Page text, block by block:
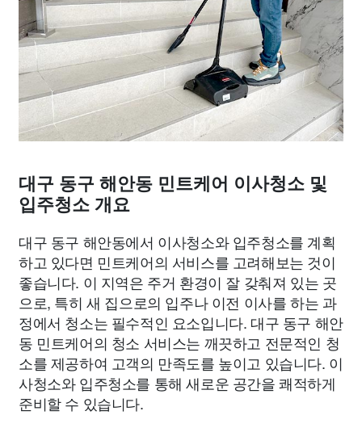
대구 동구 해안동 민트케어 이사청소 및
입주청소 개요
대구 동구 해안동에서 이사청소와 입주청소를 계획
하고 있다면 민트케어의 서비스를 고려해보는 것이
좋습니다. 이 지역은 주거 환경이 잘 갖춰져 있는 곳
으로, 특히 새 집으로의 입주나 이전 이사를 하는 과
정에서 청소는 필수적인 요소입니다. 대구 동구 해안
동 민트케어의 청소 서비스는 깨끗하고 전문적인 청
소를 제공하여 고객의 만족도를 높이고 있습니다. 이
사청소와 입주청소를 통해 새로운 공간을 쾌적하게
준비할 수 있습니다.